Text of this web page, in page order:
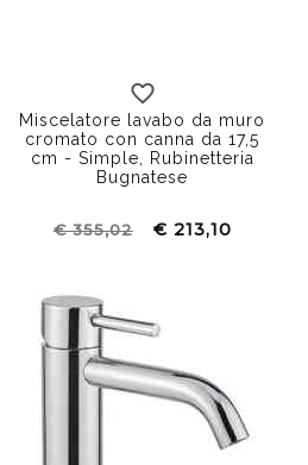
Miscelatore lavabo da muro
cromato con canna da 17,5
cm - Simple, Rubinetteria
Bugnatese
€ 355,02 € 213,10